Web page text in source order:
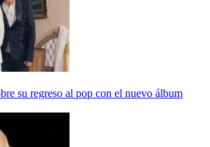
su regreso al pop con el nuevo álbum